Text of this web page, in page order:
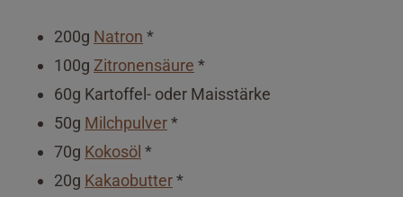
200g Natron *
100g Zitronensäure *
60g Kartoffel- oder Maisstärke
50g Milchpulver*
70g Kokosöl *
20g Kakaobutter*